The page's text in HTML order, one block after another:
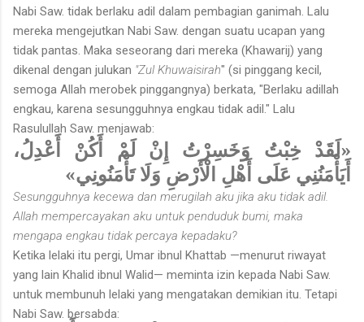
Nabi Saw. tidak berlaku adil dalam pembagian ganimah. Lalu
mereka mengejutkan Nabi Saw. dengan suatu ucapan yang
tidak pantas. Maka seseorang dari mereka (Khawarij) yang
dikenal dengan julukan "Zul Khuwaisirah" (si pinggang kecil,
semoga Allah merobek pinggangnya) berkata, "Berlaku adillah
engkau, karena sesungguhnya engkau tidak adil." Lalu
Rasulullah Saw. menjawab:
«لَقَدْ خِبْتُ وَخَسِرْتُ إِنْ لَمْ أَكُنْ أَعْدِلُ،
أَيَأْمَنُنِي عَلَى أَهْلِ الْأَرْضِ وَلَا تَأْمَنُونِي»
Sesungguhnya kecewa dan merugilah aku jika aku tidak adil.
Allah mempercayakan aku untuk penduduk bumi, maka
mengapa engkau tidak percaya kepadaku?
Ketika lelaki itu pergi, Umar ibnul Khattab —menurut riwayat
yang lain Khalid ibnul Walid— meminta izin kepada Nabi Saw.
untuk membunuh lelaki yang mengatakan demikian itu. Tetapi
Nabi Saw. bersabda: